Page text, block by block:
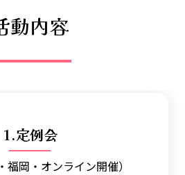
動内容
1.定例会
福岡・オンライン開催）